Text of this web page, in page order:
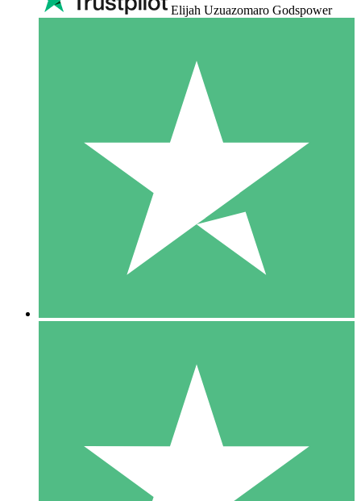
Elijah Uzuazomaro Godspower